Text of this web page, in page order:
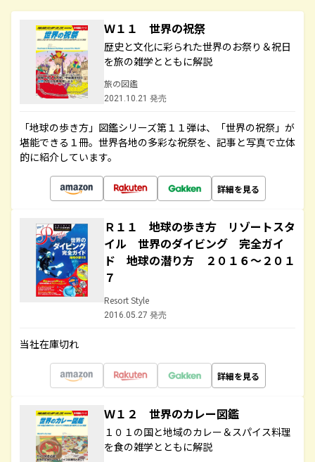
Ｗ１１ 世界の祝祭
歴史と文化に彩られた世界のお祭り＆祝日
を旅の雑学とともに解説
旅の図鑑
2021.10.21 発売
「地球の歩き方」図鑑シリーズ第１１弾は、「世界の祝祭」が
堪能できる１冊。世界各地の多彩な祝祭を、記事と写真で立体
的に紹介しています。
詳細を見る
Ｒ１１ 地球の歩き方 リゾートスタ
イル 世界のダイビング 完全ガイ
ド 地球の潜り方 ２０１６～２０１
７
Resort Style
2016.05.27 発売
当社在庫切れ
詳細を見る
Ｗ１２ 世界のカレー図鑑
１０１の国と地域のカレー＆スパイス料理
を食の雑学とともに解説